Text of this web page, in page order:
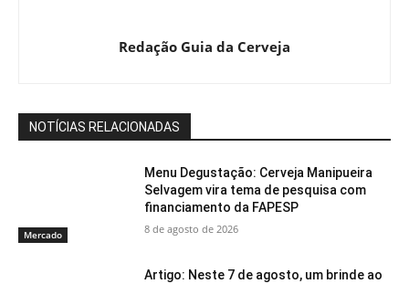
Redação Guia da Cerveja
NOTÍCIAS RELACIONADAS
Mercado
Menu Degustação: Cerveja Manipueira
Selvagem vira tema de pesquisa com
financiamento da FAPESP
8 de agosto de 2026
Artigo: Neste 7 de agosto, um brinde ao